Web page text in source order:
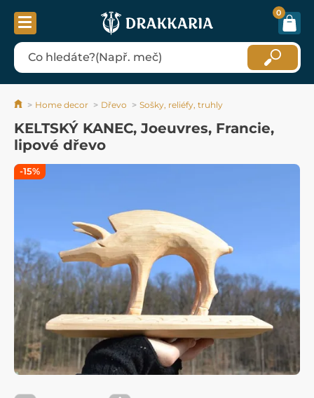
0
Home decor Dřevo Sošky, reliéfy, truhly
KELTSKÝ KANEC, Joeuvres, Francie,
lipové dřevo
-15%